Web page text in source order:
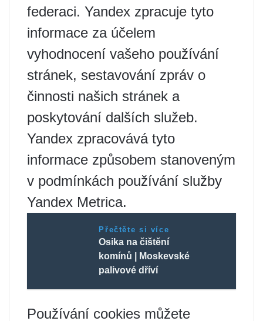
federaci. Yandex zpracuje tyto
informace za účelem
vyhodnocení vašeho používání
stránek, sestavování zpráv o
činnosti našich stránek a
poskytování dalších služeb.
Yandex zpracovává tyto
informace způsobem stanoveným
v podmínkách používání služby
Yandex Metrica.
Přečtěte si více
Osika na čištění
komínů | Moskevské
palivové dříví
Používání cookies můžete